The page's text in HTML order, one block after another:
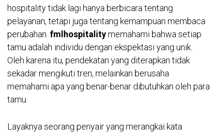
hospitality tidak lagi hanya berbicara tentang
pelayanan, tetapi juga tentang kemampuan membaca
perubahan. fmlhospitalitymemahami bahwa setiap
tamu adalah individu dengan ekspektasi yang unik.
Oleh karena itu, pendekatan yang diterapkan tidak
sekadar mengikuti tren, melainkan berusaha
memahami apa yang benar-benar dibutuhkan oleh para
tamu.
Layaknya seorang penyair yang merangkai kata